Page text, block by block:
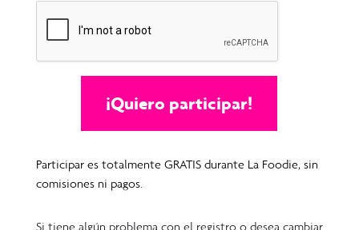
¡Quiero participar!
Participar es totalmente GRATIS durante La Foodie, sin
comisiones ni pagos.
Si tiene algún problema con el registro o desea cambiar